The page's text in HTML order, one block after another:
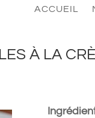
ACCUEIL
À LA